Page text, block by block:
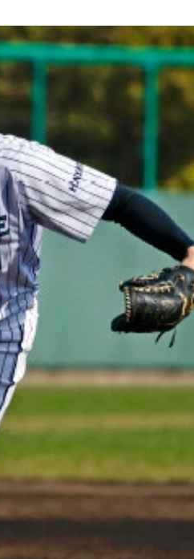
手に好成績を収めている
だ